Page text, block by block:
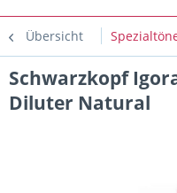
Übersicht
Schwarzkopf
Diluter Natural